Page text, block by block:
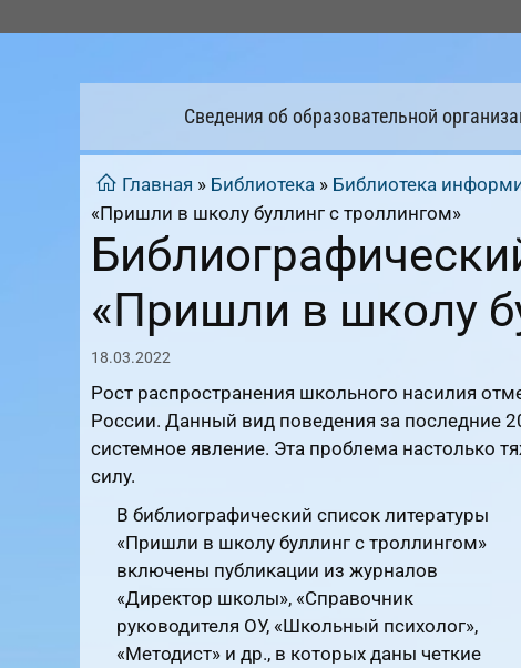
к
Сведения об образовательной
Главная » Библиотека » Библиотека
«Пришли в школу буллинг с троллингом»
«Пришли в школу
18.03.2022
Рост распространения школьного насилия
России. Данный вид поведения за последние
системное явление. Эта проблема настолько
силу.
В библиографический список литературы
«Пришли в школу буллинг с троллингом»
включены публикации из журналов
«Директор школы», «Справочник
руководителя ОУ, «Школьный психолог»,
«Методист» и др., в которых даны четкие